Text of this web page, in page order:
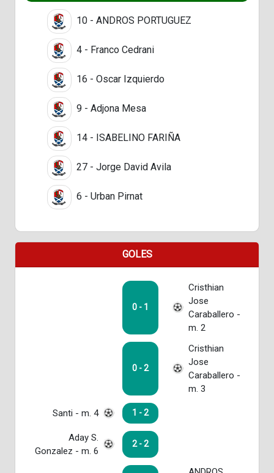
10 - ANDROS PORTUGUEZ
4 - Franco Cedrani
16 - Oscar Izquierdo
9 - Adjona Mesa
14 - ISABELINO FARIÑA
27 - Jorge David Avila
6 - Urban Pirnat
GOLES
0 - 1
Cristhian
Jose
Caraballero -
m. 2
0 - 2
Cristhian
Jose
Caraballero -
m. 3
Santi - m. 4 1 - 2
Aday S.
Gonzalez - m. 6
2 - 2